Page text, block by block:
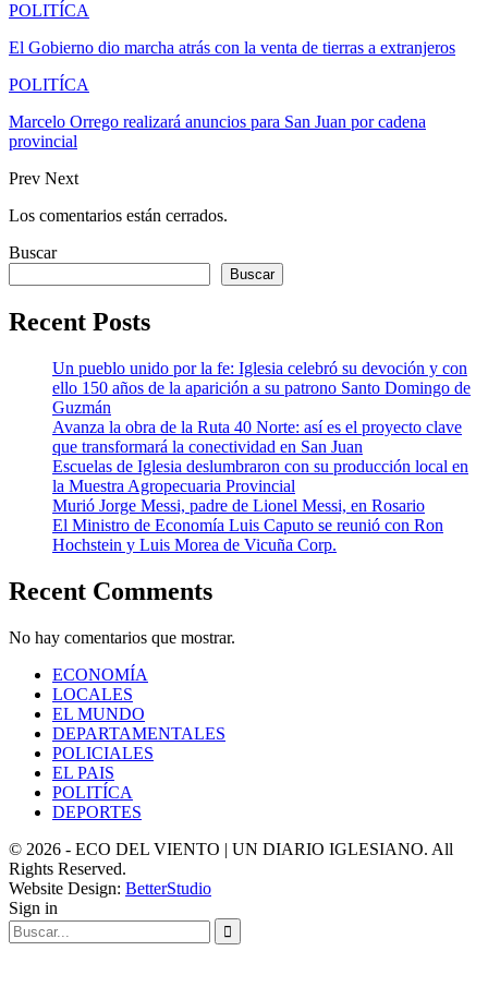
POLITÍCA
El Gobierno dio marcha atrás con la venta de tierras a extranjeros
POLITÍCA
Marcelo Orrego realizará anuncios para San Juan por cadena
provincial
Prev Next
Los comentarios están cerrados.
Buscar
Buscar
Recent Posts
Un pueblo unido por la fe: Iglesia celebró su devoción y con
ello 150 años de la aparición a su patrono Santo Domingo de
Guzmán
Avanza la obra de la Ruta 40 Norte: así es el proyecto clave
que transformará la conectividad en San Juan
Escuelas de Iglesia deslumbraron con su producción local en
la Muestra Agropecuaria Provincial
Murió Jorge Messi, padre de Lionel Messi, en Rosario
El Ministro de Economía Luis Caputo se reunió con Ron
Hochstein y Luis Morea de Vicuña Corp.
Recent Comments
No hay comentarios que mostrar.
ECONOMÍA
LOCALES
EL MUNDO
DEPARTAMENTALES
POLICIALES
EL PAIS
POLITÍCA
DEPORTES
© 2026 - ECO DEL VIENTO | UN DIARIO IGLESIANO. All
Rights Reserved.
Website Design: BetterStudio
Sign in